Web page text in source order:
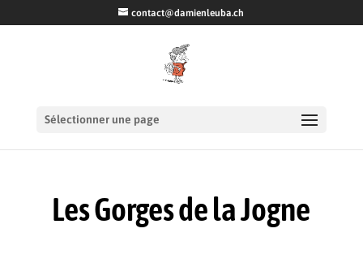
contact@damienleuba.ch
Sélectionner une page
Les Gorges de la Jogne